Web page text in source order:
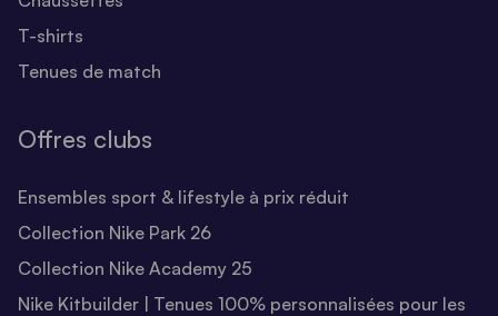
T-shirts
Tenues de match
Offres clubs
Ensembles sport & lifestyle à prix réduit
Collection Nike Park 26
Collection Nike Academy 25
Nike Kitbuilder | Tenues 100% personnalisées pour les